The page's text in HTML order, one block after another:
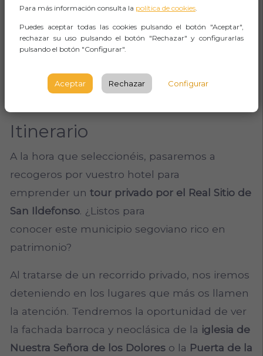
SOBRE EL EVENTO
Seguid las huellas de los
de San Ildefonso
. Una visita imprescindible
Itinerario
A la hora que seleccionéis, pasaremos a
recogeros por vuestro hotel para
emprender un tour privado por el Real Sitio de
San Ildefonso. ¿Listos para
conocer este municipio segoviano rico en
patrimonio?
Al tratarse de un recorrido privado, nos iremos
deteniendo en los lugares que más os llamen
la atención. Tendremos la oportunidad de ver
la fachada barroca y neoclásica de la iglesia de
Nuestra Señora de los Doloreso la Puerta de la
Para más información consulta la política de cookies
Puedes aceptar todas las cookies pulsando el botón "Aceptar",
rechazar su uso pulsando el botón "Rechazar" y configurarlas
pulsando el botón "Configurar".
Aceptar Rechazar Configurar